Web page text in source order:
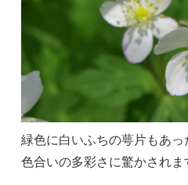
緑色に白いふちの萼片もあっ
色合いの多彩さに驚かされま